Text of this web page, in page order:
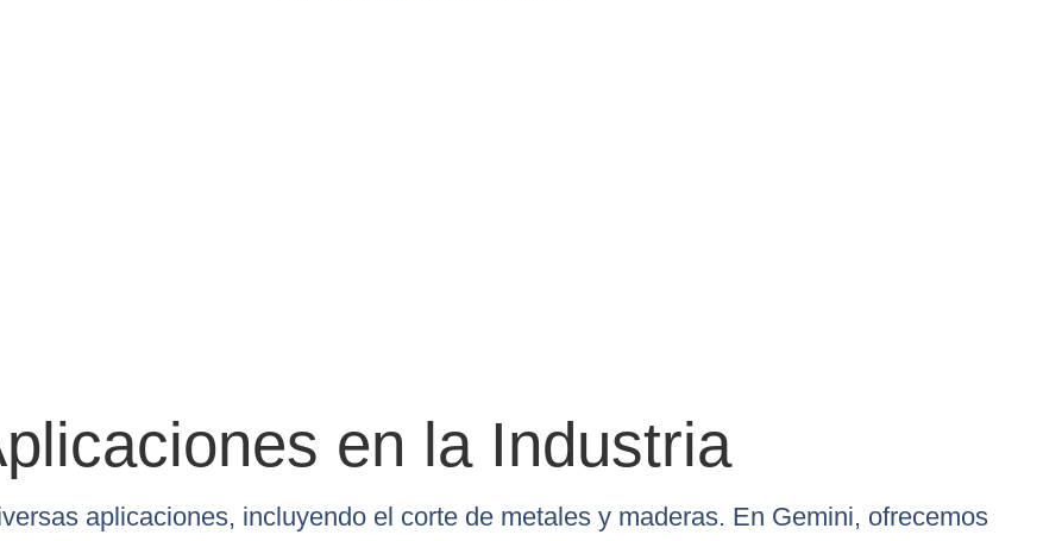
en la Industria
aplicaciones, incluyendo el corte de metales y maderas. En Gemini, ofrecemos